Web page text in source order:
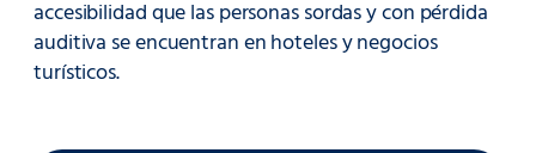
accesibilidad que las personas sordas y con pérdida
auditiva se encuentran en hoteles y negocios
turísticos.